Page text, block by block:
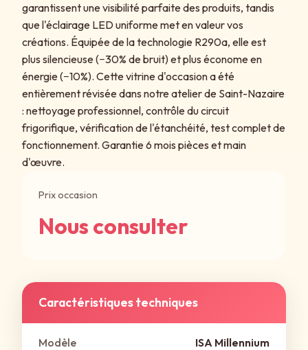
garantissent une visibilité parfaite des produits, tandis
que l'éclairage LED uniforme met en valeur vos
créations. Équipée de la technologie R290a, elle est
plus silencieuse (−30% de bruit) et plus économe en
énergie (−10%). Cette vitrine d'occasion a été
entièrement révisée dans notre atelier de Saint-Nazaire
: nettoyage professionnel, contrôle du circuit
frigorifique, vérification de l'étanchéité, test complet de
fonctionnement. Garantie 6 mois pièces et main
d'œuvre.
Prix occasion
Nous consulter
Caractéristiques techniques
Modèle ISA Millennium